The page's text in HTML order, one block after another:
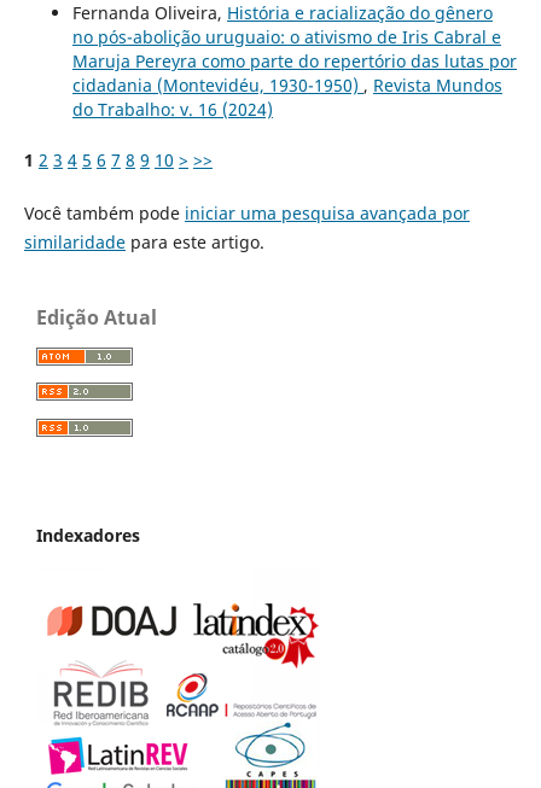
Fernanda Oliveira, História e racialização do gênero
no pós-abolição uruguaio: o ativismo de Iris Cabral e
Maruja Pereyra como parte do repertório das lutas por
cidadania (Montevidéu, 1930-1950) , Revista Mundos
do Trabalho: v. 16 (2024)
1 2 3 4 5 6 7 8 9 10 > >>
Você também pode iniciar uma pesquisa avançada por
similaridadepara este artigo.
Edição Atual
Indexadores